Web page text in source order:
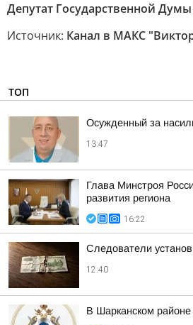
Депутат Государственной
Источник: Канал в МАКС
ТОП
Осужденный за
13:47
Глава Минстроя
развития региона
16:22
Следователи
12:40
В Шарканском районе